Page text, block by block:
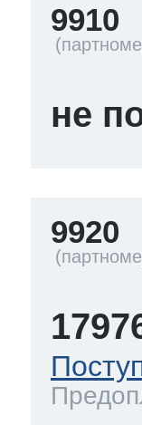
9910
не
9920